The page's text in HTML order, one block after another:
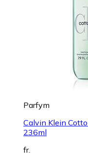
Parfym
Calvin Klein
236ml
fr.